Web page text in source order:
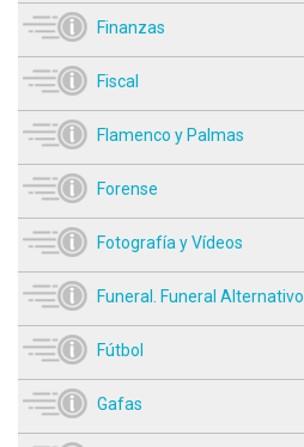
Finanzas
Fiscal
Flamenco y Palmas
Forense
Fotografía y Vídeos
Funeral. Funeral Alternativo
Fútbol
Gafas